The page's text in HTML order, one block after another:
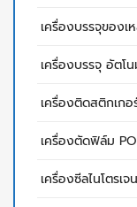
เครื่องบรรจุของเ
เครื่องบรรจุ อัตโ
เครื่องติดสติกเกอ
เครื่องตัดฟิล์ม
เครื่องซีลไนโตรเ